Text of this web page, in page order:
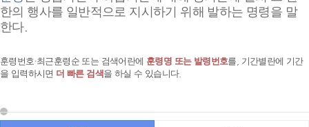
한의 행사를 일반적으로 지시하기 위해 발하는 명령을 말
한다.
훈령번호·최근훈령순 또는 검색어란에 훈령명 또는 발령번호를, 기간별란에 기간
을 입력하시면 더 빠른 검색 을 하실 수 있습니다.